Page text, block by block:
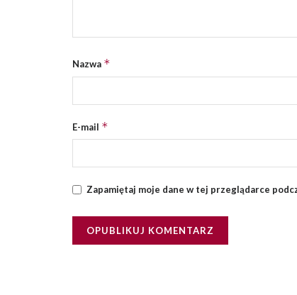
Nazwa *
E-mail *
Zapamiętaj moje dane w tej przeglądarce